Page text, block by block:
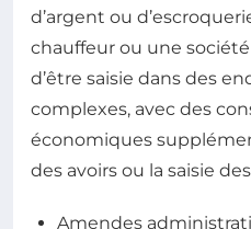
d’argent ou
chauffeur ou une
d’être saisie dans des
complexes, avec des
économiques
des avoirs ou la saisie
Amendes